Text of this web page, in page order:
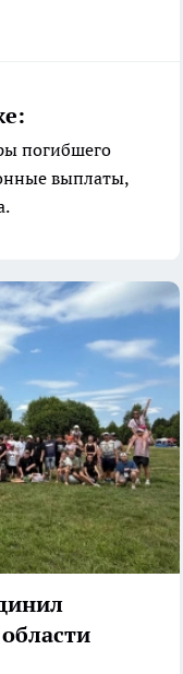
погибшего
выплаты,